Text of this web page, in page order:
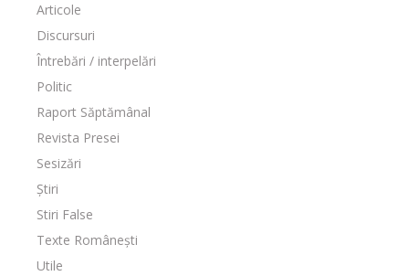
Articole
Discursuri
Întrebări / interpelări
Politic
Raport Săptămânal
Revista Presei
Sesizări
Știri
Stiri False
Texte Românești
Utile